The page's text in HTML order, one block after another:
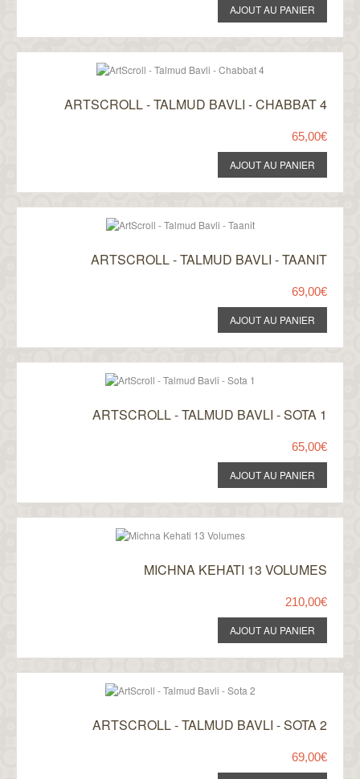
ARTSCROLL - TALMUD BAVLI - CHABBAT 4
65,00€
ARTSCROLL - TALMUD BAVLI - TAANIT
69,00€
ARTSCROLL - TALMUD BAVLI - SOTA 1
65,00€
MICHNA KEHATI 13 VOLUMES
210,00€
ARTSCROLL - TALMUD BAVLI - SOTA 2
69,00€